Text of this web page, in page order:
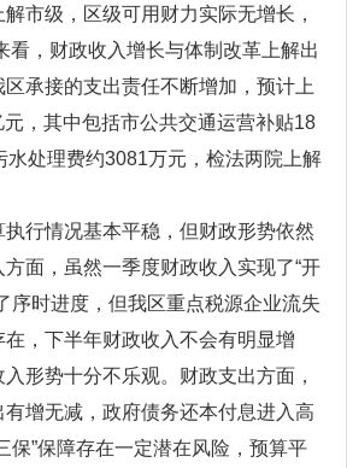
市级，区级可用财力实际无增长，
看，财政收入增长与体制改革上解出
承接的支出责任不断增加，预计上
，其中包括市公共交通运营补贴18
水处理费约3081万元，检法两院上解
行情况基本平稳，但财政形势依然
面，虽然一季度财政收入实现了“开
序时进度，但我区重点税源企业流失
，下半年财政收入不会有明显增
形势十分不乐观。财政支出方面，
增无减，政府债务还本付息进入高
保”保障存在一定潜在风险，预算平